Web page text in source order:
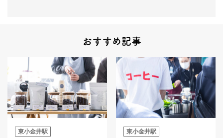
おすすめ記事
東小金井駅 東小金井駅